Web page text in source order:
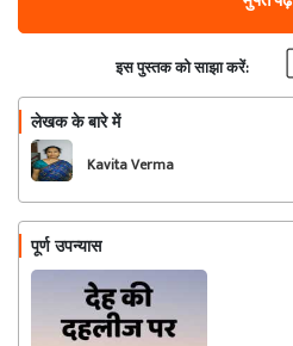
इस पुस्तक को साझा करें:
लेखक के बारे में
Kavita Verma
पूर्ण उपन्यास